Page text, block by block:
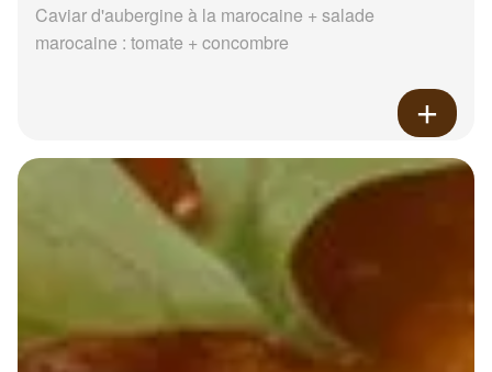
Caviar d'aubergine à la marocaine + salade
marocaine : tomate + concombre